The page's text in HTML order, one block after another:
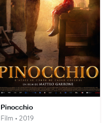
Pinocchio
Film • 2019